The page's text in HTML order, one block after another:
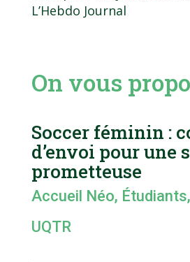
L’Hebdo Journal
On vous
Soccer féminin :
d’envoi pour une
prometteuse
Accueil Néo, Étudiants,
UQTR